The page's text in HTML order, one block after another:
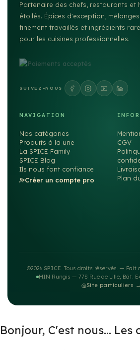
Partenaire des chefs, restaurants et
étoilés. Épices d'exception, mélanges
finement travaillés et ingrédients
pour les cuisines professionnelles.
SUIVEZ-NOUS
NAVIGATION
Nos catégories
Produits à la une
La SPICE Family
SPICE Blog
Ils nous font confiance
Créer un compte pro
CGV
Plan
©2026 SPICE. Tous droits réservés. — Fait
MIN Rungis — 77S Rue de Lille, Bât.
Site particuliers →
Bonjour, C'est nous... Les